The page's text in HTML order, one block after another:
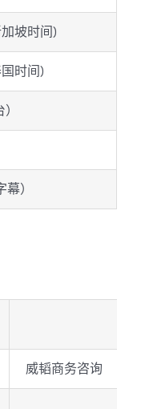
坡时间)
时间)
）
威韬商务咨询